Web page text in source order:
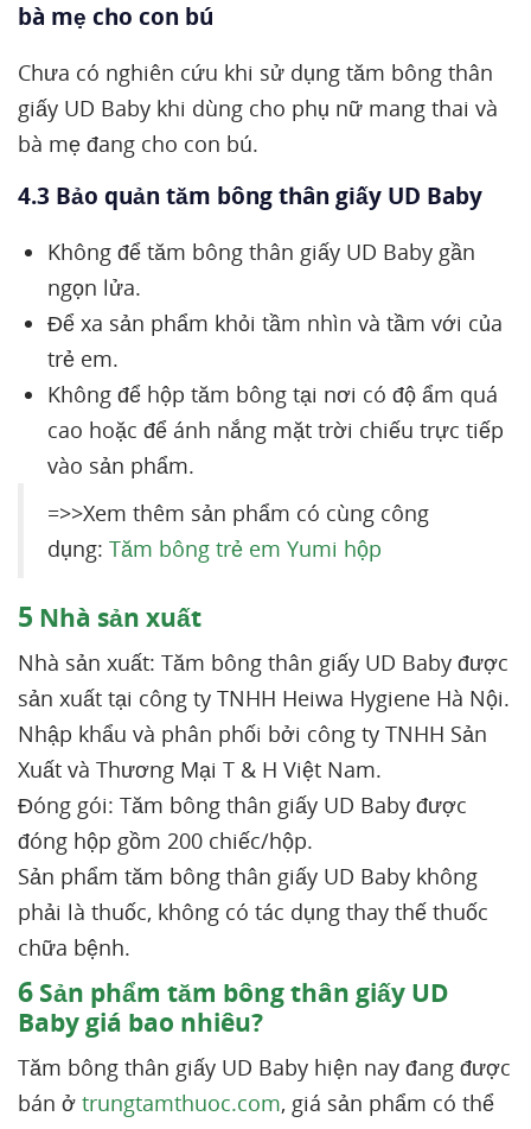
bà mẹ cho con bú
Chưa có nghiên cứu khi sử dụng tăm bông thân
giấy UD Baby khi dùng cho phụ nữ mang thai và
bà mẹ đang cho con bú.
4.3 Bảo quản tăm bông thân giấy UD Baby
Không để tăm bông thân giấy UD Baby gần
ngọn lửa.
Để xa sản phẩm khỏi tầm nhìn và tầm với của
trẻ em.
Không để hộp tăm bông tại nơi có độ ẩm quá
cao hoặc để ánh nắng mặt trời chiếu trực tiếp
vào sản phẩm.
=>>Xem thêm sản phẩm có cùng công
dụng: Tăm bông trẻ em Yumi hộp
5 Nhà sản xuất
Nhà sản xuất: Tăm bông thân giấy UD Baby được
sản xuất tại công ty TNHH Heiwa Hygiene Hà Nội.
Nhập khẩu và phân phối bởi công ty TNHH Sản
Xuất và Thương Mại T & H Việt Nam.
Đóng gói: Tăm bông thân giấy UD Baby được
đóng hộp gồm 200 chiếc/hộp.
Sản phẩm tăm bông thân giấy UD Baby không
phải là thuốc, không có tác dụng thay thế thuốc
chữa bệnh.
6 Sản phẩm tăm bông thân giấy UD
Baby giá bao nhiêu?
Tăm bông thân giấy UD Baby hiện nay đang được
bán ở trungtamthuoc.com, giá sản phẩm có thể